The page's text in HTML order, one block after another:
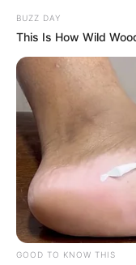
ses excuses.
Emma annonce
Angleterre
veut emmener
encaisse un
BUZZ DAY
This Is How Wild
GOOD TO KNOW THIS